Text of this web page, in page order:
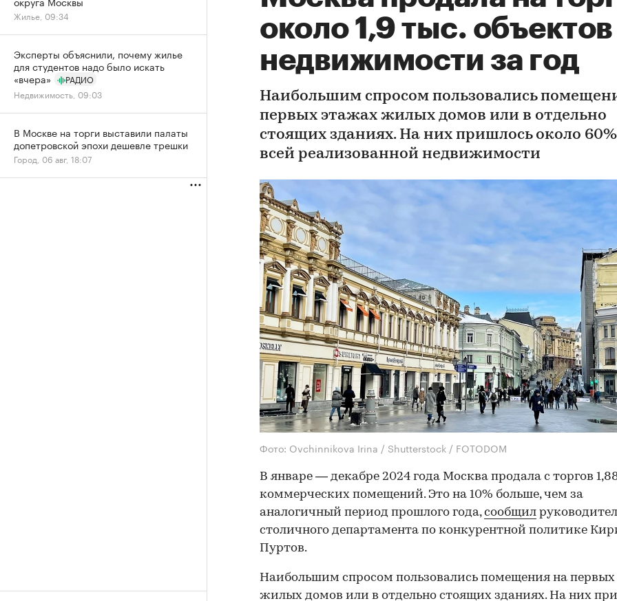
около 1,9 тыс. объектов
недвижимости за год
Наибольшим спросом пользовались
первых этажах жилых домов или в отдельно
стоящих зданиях. На них пришлось около
всей реализованной недвижимости
Фото: Ovchinnikova Irina / Shutterstock / FOTODOM
В январе — декабре 2024 года Москва продала с торгов
коммерческих помещений. Это на 10% больше, чем за
аналогичный период прошлого года,сообщил
столичного департамента по конкурентной политике
Пуртов.
Наибольшим спросом пользовались помещения на
жилых домов или в отдельно стоящих зданиях. На них
Жилье, 09:34
Эксперты объяснили, почему жилье
для студентов надо было искать
«вчера»
РАДИО
Недвижимость, 09:03
В Москве на торги выставили палаты
допетровской эпохи дешевле трешки
Город, 06 авг, 18:07